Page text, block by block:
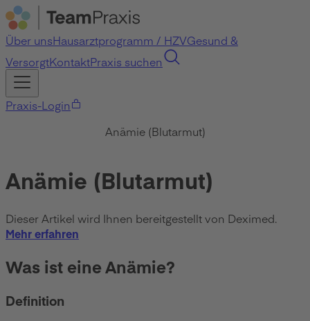
Über unsHausarztprogramm / HZVGesund &
VersorgtKontaktPraxis suchen
Praxis-Login
Anämie (Blutarmut)
Anämie (Blutarmut)
Dieser Artikel wird Ihnen bereitgestellt von Deximed.
Mehr erfahren
Was ist eine Anämie?
Definition